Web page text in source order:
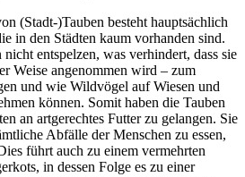
(Stadt-)Tauben besteht hauptsächlich
in den Städten kaum vorhanden sind.
entspelzen, was verhindert, dass sie
Weise angenommen wird – zum
und wie Wildvögel auf Wiesen und
können. Somit haben die Tauben
an artgerechtes Futter zu gelangen. Sie
Abfälle der Menschen zu essen,
führt auch zu einem vermehrten
in dessen Folge es zu einer